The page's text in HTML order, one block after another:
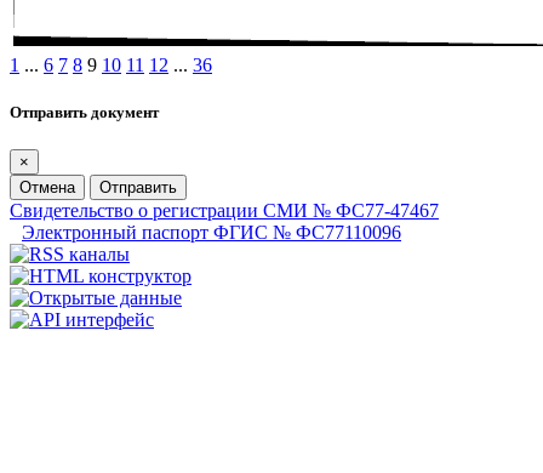
1 ... 6 7 8 9 10 11 12 ... 36
Отправить документ
×
Отмена
Отправить
Свидетельство о регистрации СМИ № ФС77-47467
Электронный паспорт ФГИС № ФС77110096